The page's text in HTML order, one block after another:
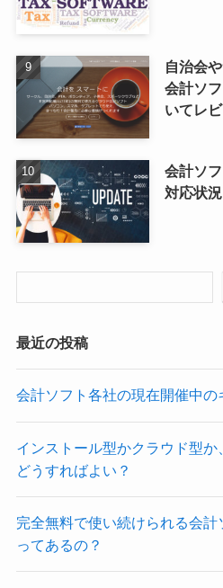
自治会
会計ソ
いてレ
会計ソ
対応状
最近の投稿
会計ソフト各社の現在開催中
インストール型かクラウド型
どうすればよい？
完全無料で使い続けられる会計
ってあるの？